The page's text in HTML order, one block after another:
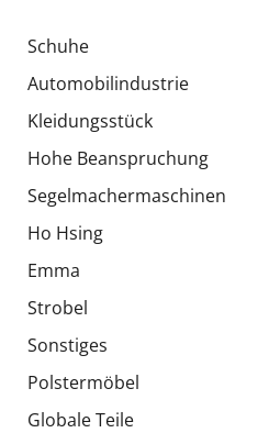
Schuhe
Automobilindustrie
Kleidungsstück
Hohe Beanspruchung
Segelmachermaschinen
Ho Hsing
Emma
Strobel
Sonstiges
Polstermöbel
Globale Teile